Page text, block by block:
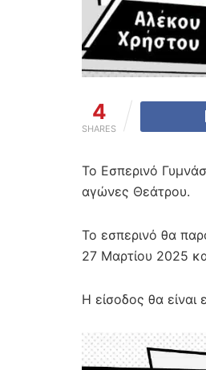
4
SHARES
Το Εσπερινό
αγώνες Θεάτρου.
Το εσπερινό θα
27 Μαρτίου 2025
Η είσοδος θα είναι